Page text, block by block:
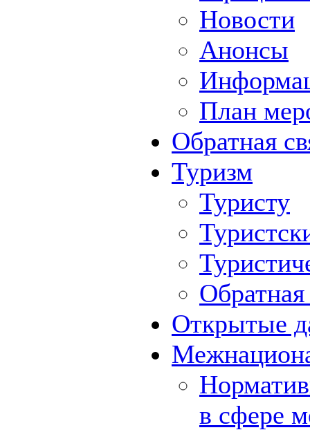
Новости
Анонсы
План
Обратная
Туризм
Туристу
Обратная
Открытые
в сфере